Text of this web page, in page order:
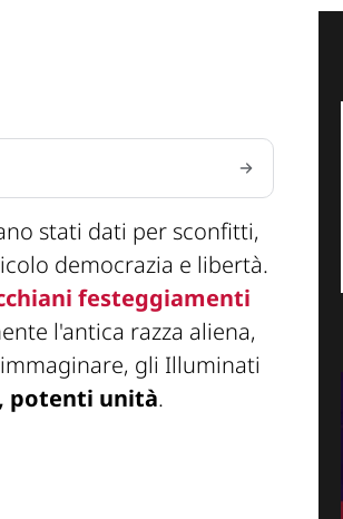
stati dati per sconfitti,
democrazia e libertà.
festeggiamenti
l'antica razza aliena,
gli Illuminati
potenti unità.